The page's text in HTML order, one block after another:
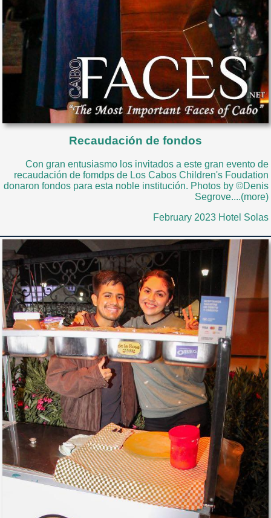
Recaudación de fondos
Con gran entusiasmo los invitados a este gran evento de
recaudación de fomdps de Los Cabos Children's Foudation
donaron fondos para esta noble institución. Photos by ©Denis
Segrove....(more)
February 2023 Hotel Solas